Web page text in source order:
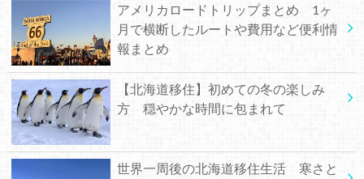
アメリカロードトリップまとめ 1ヶ
月で横断したルートや費用など便利情
報まとめ
【北海道移住】初めての冬の楽しみ
方 穏やかな時間に包まれて
世界一周後の北海道移住生活 寒さと